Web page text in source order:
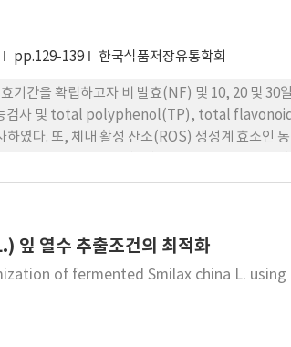
pp.129-139 한국식품저장유통학회
간을 확립하고자 비 발효(NF) 및 10, 20 및 30
능검사 및 total polyphenol(TP), total
였다. 또, 체내 활성 산소(ROS) 생성계 효소인
화를 조사한 결과, NF는 연한 황색을 띠는 반
밝기(brightness)에 대한 기호도는 비발효차와
종합적인 기호도 (overall acceptability)는
사료된다. TP 함량은 NF에서 41.55 mg/g(dry
24.91%, 20일째 56.92%, 30일째 64.41%를 나타
F10 24.30 mg/g, F20 17.32 mg/g, F30 13.22
F20 및 F30에서는 각각 18.79% 및 23.20%가 감
잎 열수 추출조건의 최적화
of fermented Smilax china L. using